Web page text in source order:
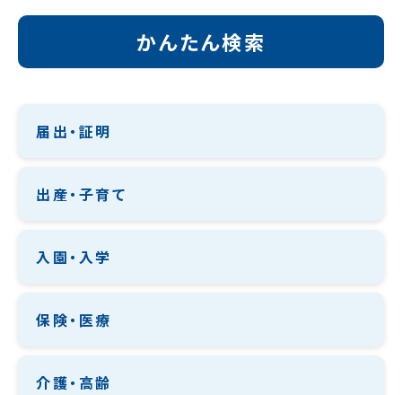
かんたん検索
届出・証明
出産・子育て
入園・入学
保険・医療
介護・高齢